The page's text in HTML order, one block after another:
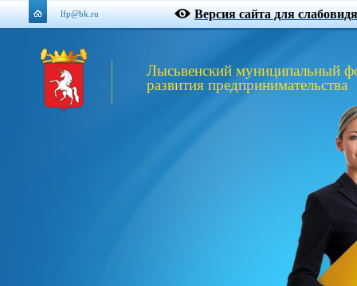
lfp@bk.ru Версия сайта для
Лысьвенский муниципальный
развития предпринимательства